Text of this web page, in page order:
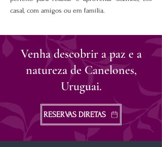
casal, com amigos ou em família.
Venha descobrir a paz e a
natureza de Canelones,
Uruguai.
RESERVAS DIRETAS